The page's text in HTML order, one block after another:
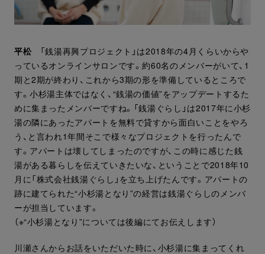
平松 「銭湯再興プロジェクト」は2018年の4月くらいからや
っているオンラインサロンです。約60名のメンバーがいて、1
期と2期が終わり、これから3期の形を準備しているところで
す。小杉湯主体ではなく、“銭湯の価値”をアップデートするた
めに集まったメンバーですね。「銭湯ぐらし」は2017年に小杉
湯の隣にあったアパートを無料で貸すから面白いことをやろ
う、と言われ1年間そこで様々なプロジェクトを行ったんで
す。アパートは壊してしまったのですが、この時に感じた銭
湯がある暮らしを伝えていきたいな、ということで2018年10
月に「株式会社銭湯ぐらし」を立ち上げたんです。アパートの
跡に建てられた“小杉湯となり”の経営は銭湯ぐらしのメンバ
ーが担当しています。
（※“小杉湯となり”については後編にてお伝えします）
川瀬さんからお話をいただいた時に、小杉湯に集まってくれ